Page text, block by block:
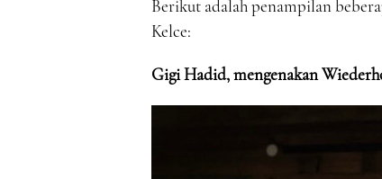
Berikut adalah penampilan
Kelce:
Gigi Hadid, mengenakan